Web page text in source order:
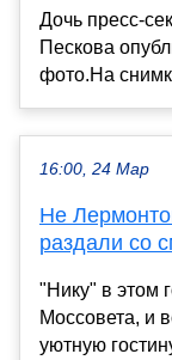
Дочь пресс-
Пескова
фото.На
16:00, 24 Мар
Не
раздали со
"Нику" в этом
Моссовета, и
уютную